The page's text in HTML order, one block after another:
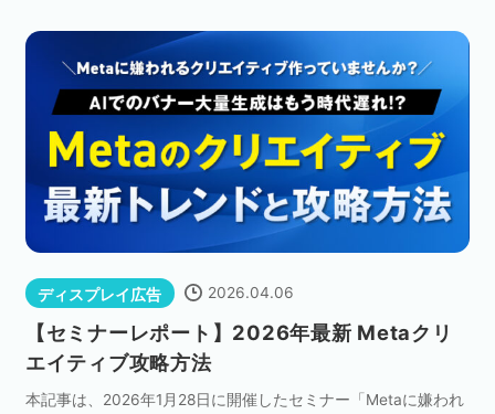
アドテクノロジー 広告クリエイティブ
Webサイト構築 EC
SEO
ディスプレイ広告 2026.04.06
【セミナーレポート】2026年最新 Metaクリ
エイティブ攻略方法
本記事は、2026年1月28日に開催したセミナー「Metaに嫌われ